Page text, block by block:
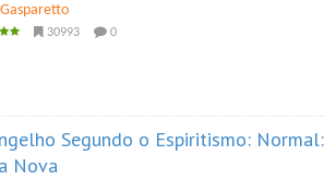
30993 0
Segundo o Espiritismo: Normal:
Nova